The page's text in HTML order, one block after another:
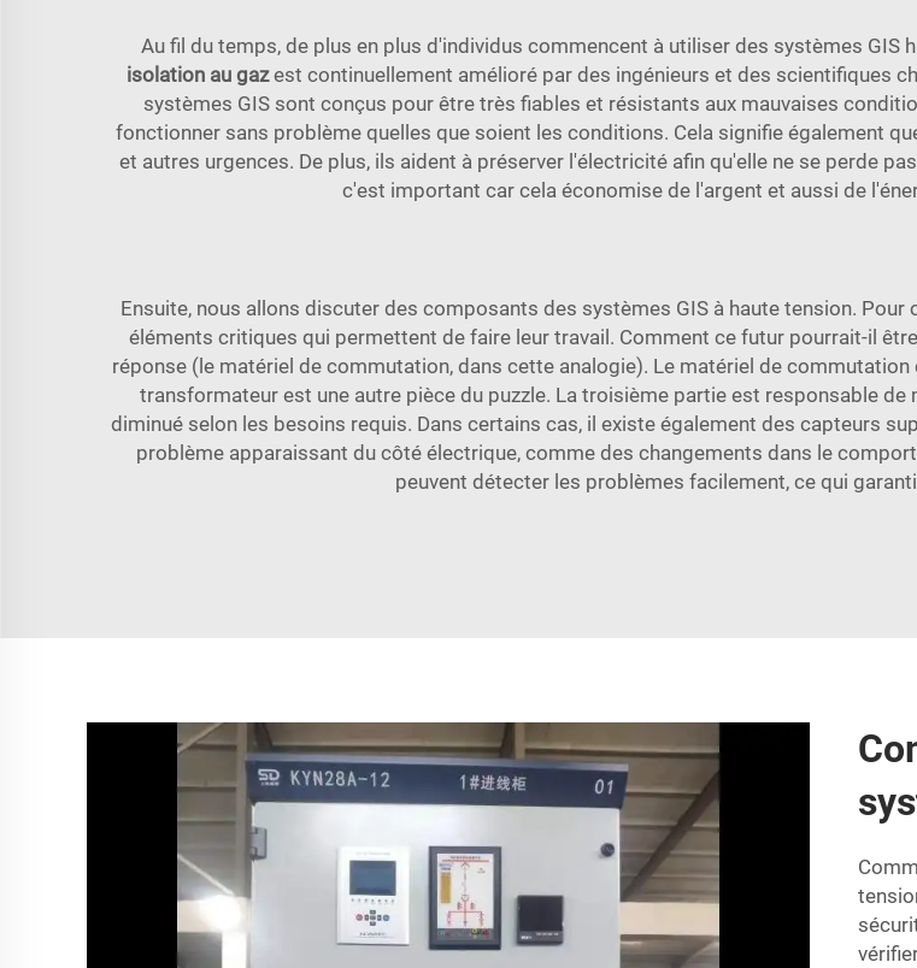
Au fil du temps, de plus en plus d'individus commencent à utiliser des systèmes GIS
isolation au gazest continuellement amélioré par des ingénieurs et des scientifiques
systèmes GIS sont conçus pour être très fiables et résistants aux mauvaises
fonctionner sans problème quelles que soient les conditions. Cela signifie également
et autres urgences. De plus, ils aident à préserver l'électricité afin qu'elle ne se perde
c'est important car cela économise de l'argent et aussi de
Ensuite, nous allons discuter des composants des systèmes GIS à haute tension.
éléments critiques qui permettent de faire leur travail. Comment ce futur pourrait-il
réponse (le matériel de commutation, dans cette analogie). Le matériel de
transformateur est une autre pièce du puzzle. La troisième partie est responsable
diminué selon les besoins requis. Dans certains cas, il existe également des capteurs
problème apparaissant du côté électrique, comme des changements dans le
peuvent détecter les problèmes facilement, ce qui